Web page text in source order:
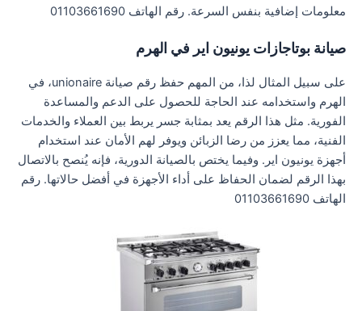
معلومات إضافية بنفس السرعة. رقم الهاتف 01103661690
صيانة بوتاجازات يونيون اير في الهرم
على سبيل المثال لذا، من المهم حفظ رقم صيانة unionaire، في
الهرم واستخدامه عند الحاجة للحصول على الدعم والمساعدة
الفورية. مثل هذا الرقم يعد بمثابة جسر يربط بين العملاء والخدمات
الفنية، مما يعزز من رضا الزبائن ويوفر لهم الأمان عند استخدام
أجهزة يونيون اير. وفيما يختص بالصيانة الدورية، فإنه يُنصح بالاتصال
بهذا الرقم لضمان الحفاظ على أداء الأجهزة في أفضل حالاتها. رقم
الهاتف 01103661690